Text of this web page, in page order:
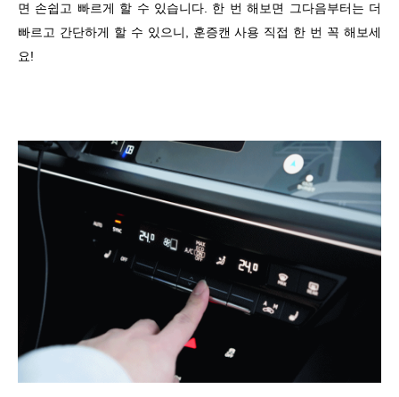
면 손쉽고 빠르게 할 수 있습니다. 한 번 해보면 그다음부터는 더
빠르고 간단하게 할 수 있으니, 훈증캔 사용 직접 한 번 꼭 해보세
요!